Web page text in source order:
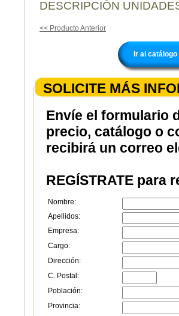
DESCRIPCIÓN
<< Producto Anterior
Ir al
SOLICITE MÁS
Envíe el formulario
precio, catálogo o
recibirá un correo
REGÍSTRATE para
Nombre:
Apellidos:
Empresa:
Cargo:
Dirección:
C. Postal:
Población:
Provincia: